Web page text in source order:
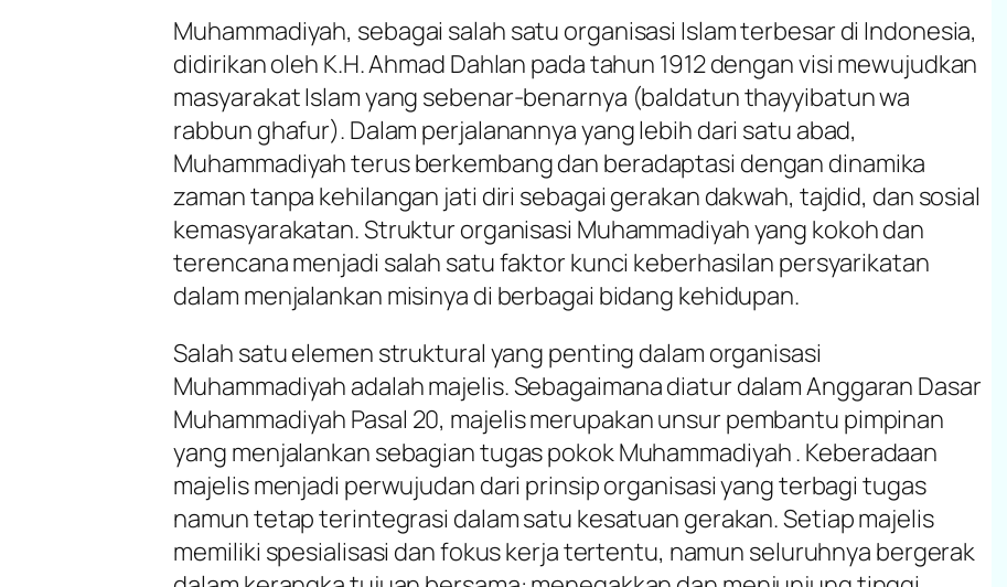
Muhammadiyah, sebagai salah satu organisasi Islam terbesar di Indonesia,
didirikan oleh K.H. Ahmad Dahlan pada tahun 1912 dengan visi mewujudkan
masyarakat Islam yang sebenar-benarnya (baldatun thayyibatun wa
rabbun ghafur). Dalam perjalanannya yang lebih dari satu abad,
Muhammadiyah terus berkembang dan beradaptasi dengan dinamika
zaman tanpa kehilangan jati diri sebagai gerakan dakwah, tajdid, dan sosial
kemasyarakatan. Struktur organisasi Muhammadiyah yang kokoh dan
terencana menjadi salah satu faktor kunci keberhasilan persyarikatan
dalam menjalankan misinya di berbagai bidang kehidupan.
Salah satu elemen struktural yang penting dalam organisasi
Muhammadiyah adalah majelis. Sebagaimana diatur dalam Anggaran Dasar
Muhammadiyah Pasal 20, majelis merupakan unsur pembantu pimpinan
yang menjalankan sebagian tugas pokok Muhammadiyah . Keberadaan
majelis menjadi perwujudan dari prinsip organisasi yang terbagi tugas
namun tetap terintegrasi dalam satu kesatuan gerakan. Setiap majelis
memiliki spesialisasi dan fokus kerja tertentu, namun seluruhnya bergerak